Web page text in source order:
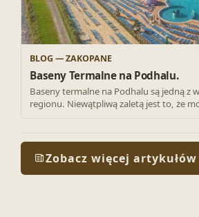
BLOG — ZAKOPANE
Baseny Termalne na Podhalu.
Baseny termalne na Podhalu są jedną z
regionu. Niewątpliwą zaletą jest to, że
Zobacz więcej